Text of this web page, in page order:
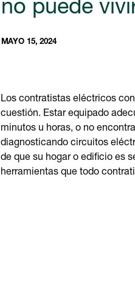
no puede
MAYO 15, 2024
Los contratistas eléctricos
cuestión. Estar equipado
minutos u horas, o no
diagnosticando circuitos
de que su hogar o edificio es
herramientas que todo